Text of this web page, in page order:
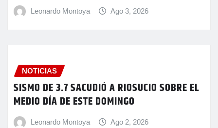
Leonardo Montoya Ago 3, 2026
NOTICIAS
SISMO DE 3.7 SACUDIÓ A RIOSUCIO SOBRE EL
MEDIO DÍA DE ESTE DOMINGO
Leonardo Montoya Ago 2, 2026